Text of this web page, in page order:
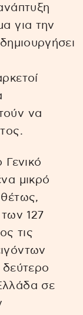
για την
να
μικρό
127
τις
δεύτερο
σε